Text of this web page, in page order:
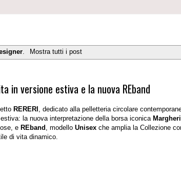
. Mostra tutti i post
in versione estiva e la nuova REband
RERERI , dedicato alla pelletteria circolare
la nuova interpretazione della borsa iconica
e REband , modello Unisex che amplia la Collezione
di vita dinamico.